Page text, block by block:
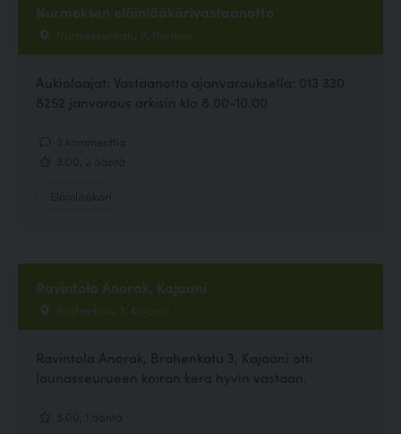
Nurmeksen eläinlääkärivastaanotto
Nurmeksenkatu 11, Nurmes
Aukioloajat: Vastaanotto ajanvarauksella: 013 330
8252 janvaraus arkisin klo 8.00-10.00
Ravintola Anorak, Kajaani
Brahenkatu 3, Kajaani
Ravintola Anorak, Brahenkatu 3, Kajaani otti
lounasseurueen koiran kera hyvin vastaan.